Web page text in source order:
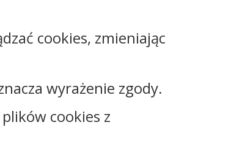
lub
Informacje dodatkowe:
REGON: 910866910
TERYT: 0464011
cookies, zmieniając
wyrażenie zgody.
cookies z